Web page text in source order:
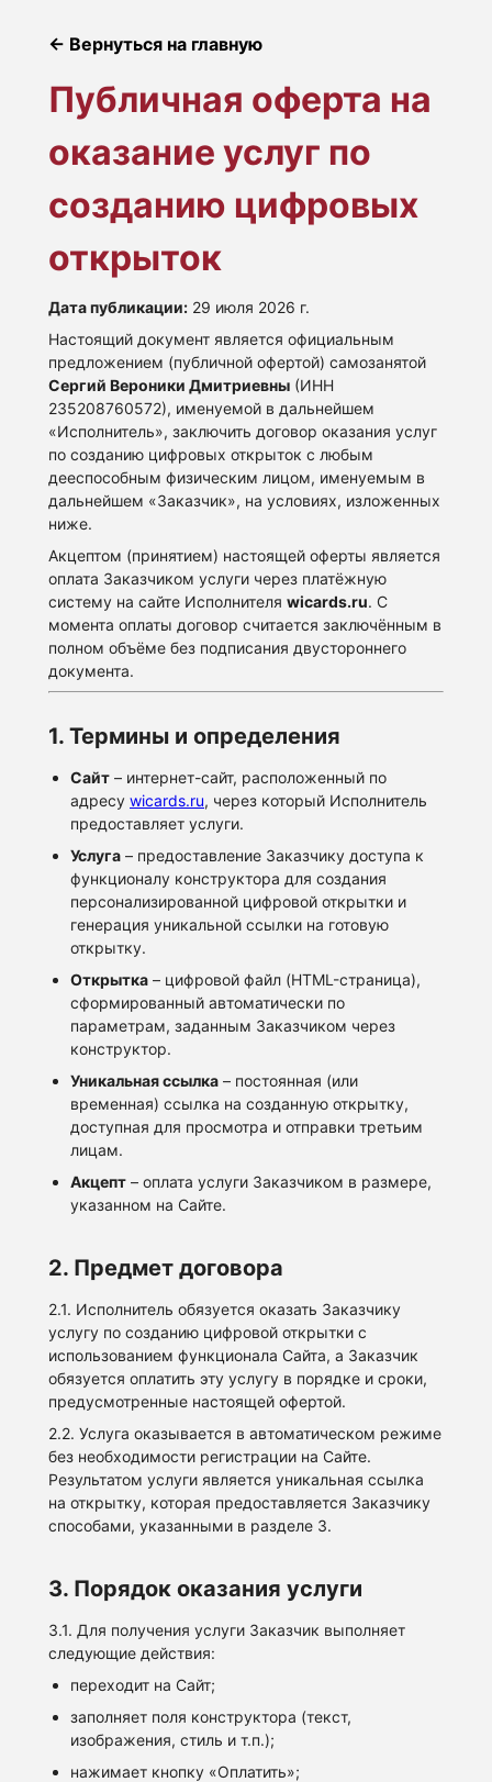
← Вернуться на главную
Публичная оферта на
оказание услуг по
созданию цифровых
открыток
Дата публикации: 29 июля 2026 г.
Настоящий документ является официальным
предложением (публичной офертой) самозанятой
Сергий Вероники Дмитриевны (ИНН
235208760572), именуемой в дальнейшем
«Исполнитель», заключить договор оказания услуг
по созданию цифровых открыток с любым
дееспособным физическим лицом, именуемым в
дальнейшем «Заказчик», на условиях, изложенных
ниже.
Акцептом (принятием) настоящей оферты является
оплата Заказчиком услуги через платёжную
систему на сайте Исполнителя wicards.ru. С
момента оплаты договор считается заключённым в
полном объёме без подписания двустороннего
документа.
1. Термины и определения
Сайт – интернет-сайт, расположенный по
адресу wicards.ru, через который Исполнитель
предоставляет услуги.
Услуга – предоставление Заказчику доступа к
функционалу конструктора для создания
персонализированной цифровой открытки и
генерация уникальной ссылки на готовую
открытку.
Открытка – цифровой файл (HTML-страница),
сформированный автоматически по
параметрам, заданным Заказчиком через
конструктор.
Уникальная ссылка – постоянная (или
временная) ссылка на созданную открытку,
доступная для просмотра и отправки третьим
лицам.
Акцепт – оплата услуги Заказчиком в размере,
указанном на Сайте.
2. Предмет договора
2.1. Исполнитель обязуется оказать Заказчику
услугу по созданию цифровой открытки с
использованием функционала Сайта, а Заказчик
обязуется оплатить эту услугу в порядке и сроки,
предусмотренные настоящей офертой.
2.2. Услуга оказывается в автоматическом режиме
без необходимости регистрации на Сайте.
Результатом услуги является уникальная ссылка
на открытку, которая предоставляется Заказчику
способами, указанными в разделе 3.
3. Порядок оказания услуги
3.1. Для получения услуги Заказчик выполняет
следующие действия:
переходит на Сайт;
заполняет поля конструктора (текст,
изображения, стиль и т.п.);
нажимает кнопку «Оплатить»;